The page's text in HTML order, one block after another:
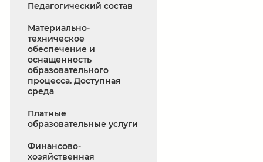
Педагогический состав
Материально-
техническое
обеспечение и
оснащенность
образовательного
процесса. Доступная
среда
Платные
образовательные услуги
Финансово-
хозяйственная